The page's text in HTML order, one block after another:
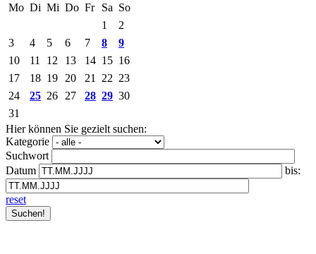
Mo Di Mi Do Fr Sa So
1
2
3
4 5 6 7 8
9
10
11 12 13 14 15 16
17
18 19 20 21 22 23
24
25 26 27 28 29 30
31
Hier können Sie gezielt suchen:
Kategorie
Suchwort
Datum
bis:
reset